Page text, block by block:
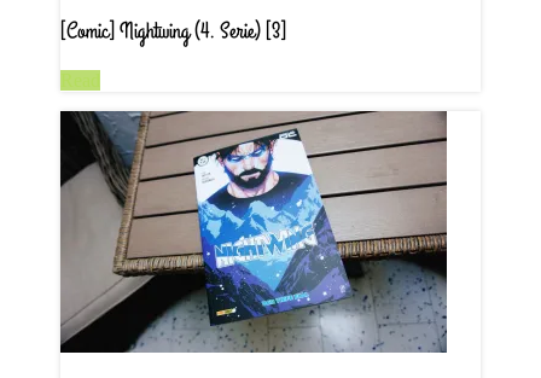
[Comic] Nightwing (4. Serie) [3]